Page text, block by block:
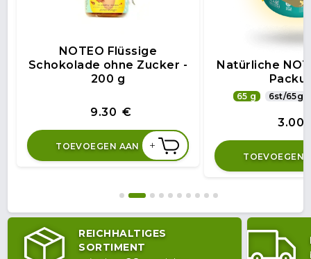
NOTEO Flüssige
Schokolade ohne Zucker -
200 g
9.30 €
TOEVOEGEN AAN +
Natürliche
65 g 6st/65g
3.00
TOEVOEGEN
REICHHALTIGES
SORTIMENT